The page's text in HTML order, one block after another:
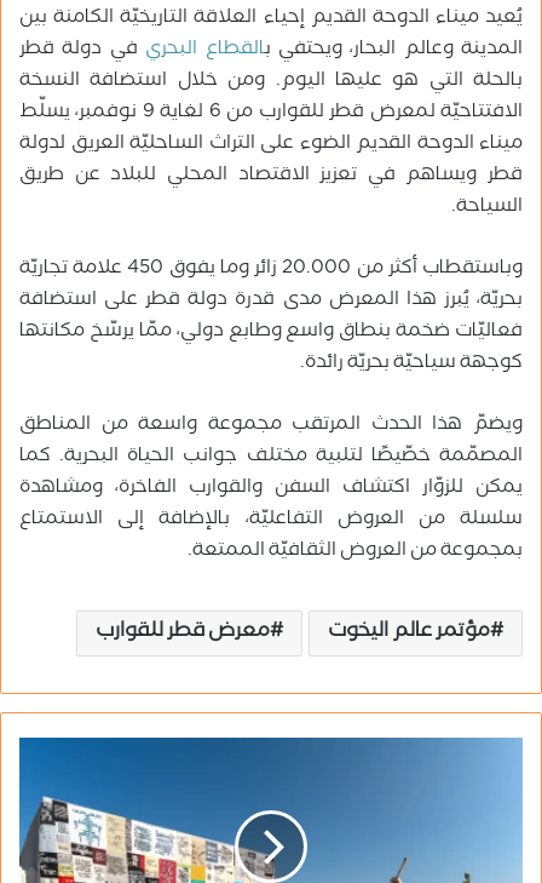
يُعيد ميناء الدوحة القديم إحياء العلاقة التاريخيّة الكامنة بين
المدينة وعالم البحار، ويحتفي بالقطاع البحري في دولة قطر
بالحلة التي هو عليها اليوم. ومن خلال استضافة النسخة
الافتتاحيّة لمعرض قطر للقوارب من 6 لغاية 9 نوفمبر، يسلّط
ميناء الدوحة القديم الضوء على التراث الساحليّة العريق لدولة
قطر ويساهم في تعزيز الاقتصاد المحلي للبلاد عن طريق
السياحة.
وباستقطاب أكثر من 20.000 زائر وما يفوق 450 علامة تجاريّة
بحريّة، يُبرز هذا المعرض مدى قدرة دولة قطر على استضافة
فعاليّات ضخمة بنطاق واسع وطابع دولي، ممّا يرسّخ مكانتها
كوجهة سياحيّة بحريّة رائدة.
ويضمّ هذا الحدث المرتقب مجموعة واسعة من المناطق
المصمّمة خصّيصًا لتلبية مختلف جوانب الحياة البحرية. كما
يمكن للزوّار اكتشاف السفن والقوارب الفاخرة، ومشاهدة
سلسلة من العروض التفاعليّة، بالإضافة إلى الاستمتاع
بمجموعة من العروض الثقافيّة الممتعة.
مؤتمر عالم اليخوت معرض قطر للقوارب